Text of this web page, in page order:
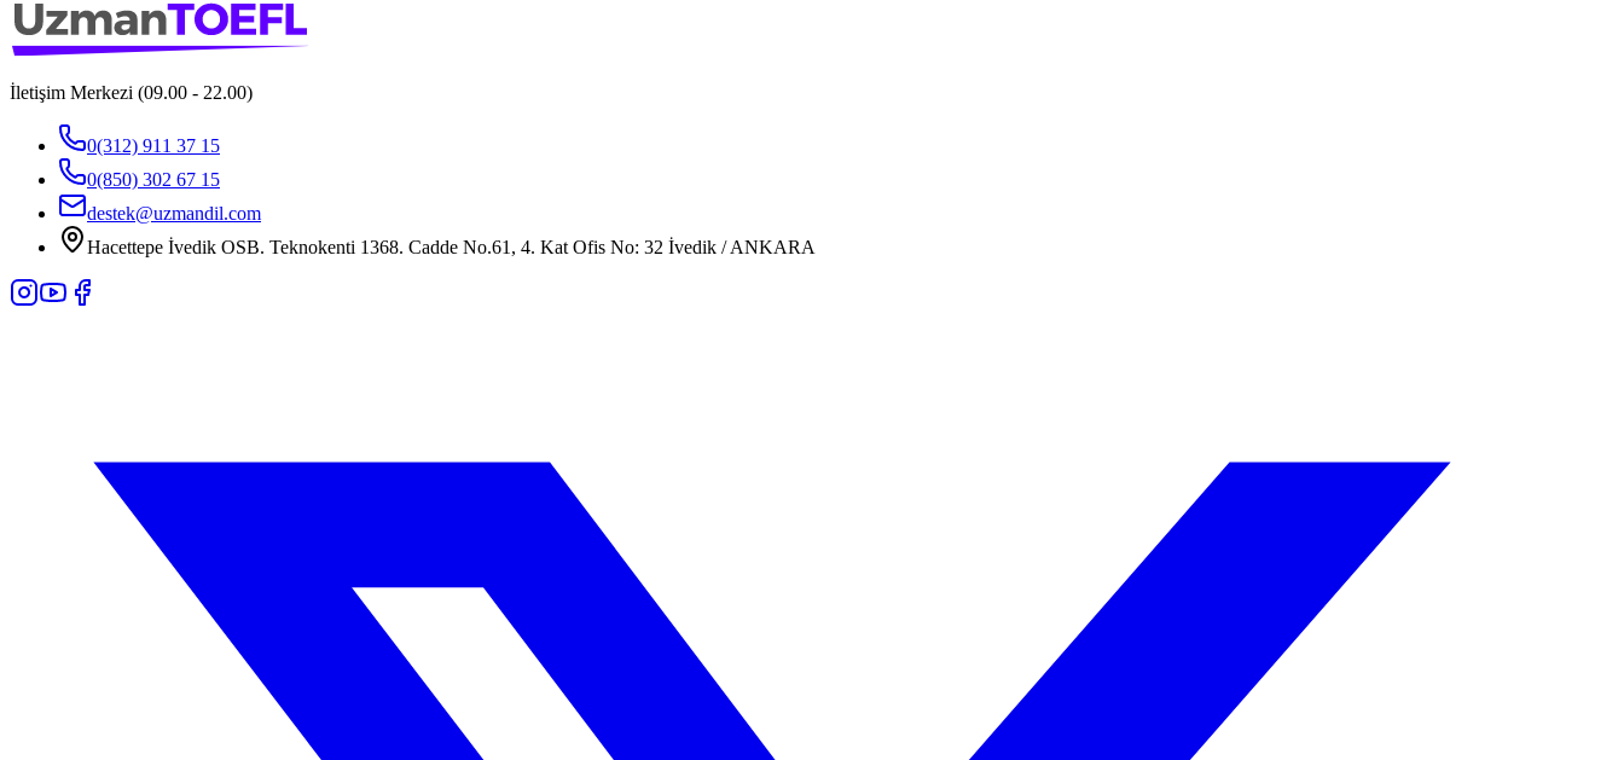
İletişim Merkezi (09.00 - 22.00)
0(312) 911 37 15
0(850) 302 67 15
destek@uzmandil.com
Hacettepe İvedik OSB. Teknokenti 1368. Cadde No.61, 4. Kat Ofis No: 32 İvedik / ANKARA